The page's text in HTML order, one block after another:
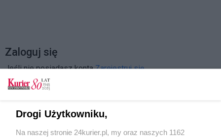
Zaloguj się
Jeśli nie posiadasz kontaZarejestruj się
Drogi Użytkowniku,
Na naszej stronie 24kurier.pl, my oraz naszych 1162